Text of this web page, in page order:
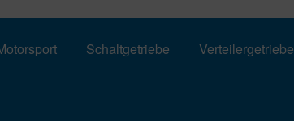
Schaltgetriebe Verteilergetriebe